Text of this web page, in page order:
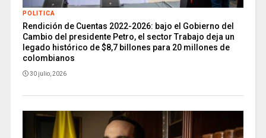
POLITICA
Rendición de Cuentas 2022-2026: bajo el Gobierno del
Cambio del presidente Petro, el sector Trabajo deja un
legado histórico de $8,7 billones para 20 millones de
colombianos
30 julio, 2026